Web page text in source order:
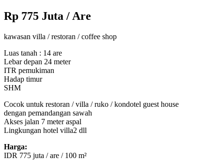
Rp 775 Juta / Are
kawasan villa / restoran / coffee shop
Luas tanah : 14 are
Lebar depan 24 meter
ITR pemukiman
Hadap timur
SHM
Cocok untuk restoran / villa / ruko / kondotel guest house
dengan pemandangan sawah
Akses jalan 7 meter aspal
Lingkungan hotel villa2 dll
Harga:
IDR 775 juta / are / 100 m²